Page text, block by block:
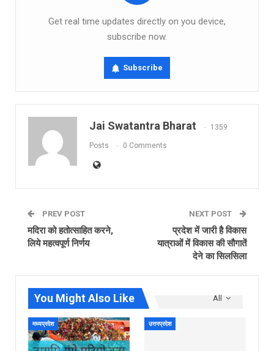
Get real time updates directly on you device,
subscribe now.
Subscribe
Jai Swatantra Bharat 1359
Posts 0 Comments
PREV POST
मदिरा को हतोत्साहित करने,
लिये महत्वपूर्ण निर्णय
NEXT POST
प्रदेश में जारी है विकास
यात्राओं में विकास की सौगातें
देने का सिलसिला
All
You Might Also Like
मध्यप्रदेश उत्तरप्रदेश